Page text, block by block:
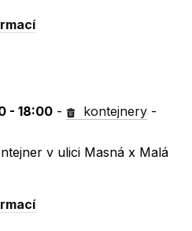
- 18:00 - kontejnery -
v ulici Masná x Malá